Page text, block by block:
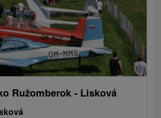
Ružomberok - Lisková